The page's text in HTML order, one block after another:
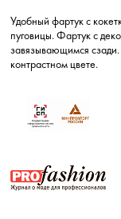
Удобный фартук с
пуговицы. Фартук с
завязывающимся
контрастном цвете.